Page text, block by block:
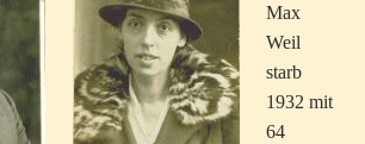
Max
Weil
starb
1932 mit
64